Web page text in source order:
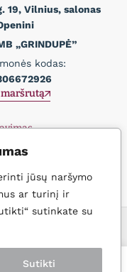
jūsų naršymo
ar turinį ir
sutinkate su
Sutikti
19, Vilnius, salonas
„GRINDUPĖ”
kodas:
maršrutą
Saugomos